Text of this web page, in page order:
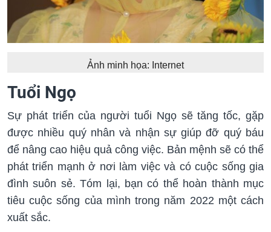
Ảnh minh họa: Internet
Tuổi Ngọ
Sự phát triển của người tuổi Ngọ sẽ tăng tốc, gặp
được nhiều quý nhân và nhận sự giúp đỡ quý báu
để nâng cao hiệu quả công việc. Bản mệnh sẽ có thể
phát triển mạnh ở nơi làm việc và có cuộc sống gia
đình suôn sẻ. Tóm lại, bạn có thể hoàn thành mục
tiêu cuộc sống của mình trong năm 2022 một cách
xuất sắc.